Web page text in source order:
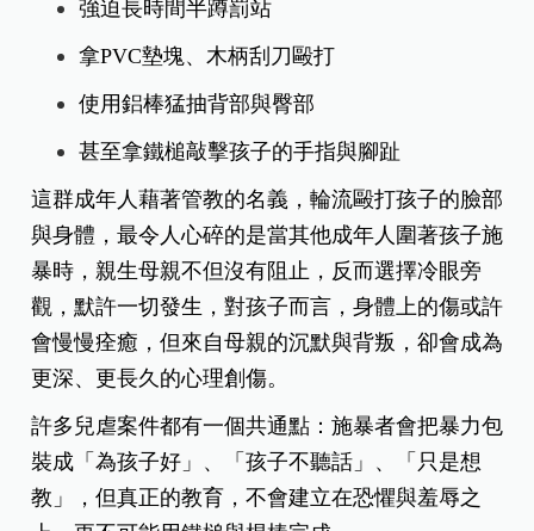
強迫長時間半蹲罰站
拿PVC墊塊、木柄刮刀毆打
使用鋁棒猛抽背部與臀部
甚至拿鐵槌敲擊孩子的手指與腳趾
這群成年人藉著管教的名義，輪流毆打孩子的臉部
與身體，最令人心碎的是當其他成年人圍著孩子施
暴時，親生母親不但沒有阻止，反而選擇冷眼旁
觀，默許一切發生，對孩子而言，身體上的傷或許
會慢慢痊癒，但來自母親的沉默與背叛，卻會成為
更深、更長久的心理創傷。
許多兒虐案件都有一個共通點：施暴者會把暴力包
裝成「為孩子好」、「孩子不聽話」、「只是想
教」，但真正的教育，不會建立在恐懼與羞辱之